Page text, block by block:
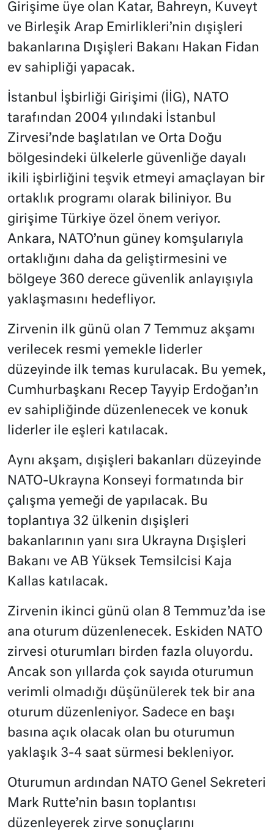
Girişime üye olan Katar, Bahreyn, Kuveyt
ve Birleşik Arap Emirlikleri’nin dışişleri
bakanlarına Dışişleri Bakanı Hakan Fidan
ev sahipliği yapacak.
İstanbul İşbirliği Girişimi (İİG), NATO
tarafından 2004 yılındaki İstanbul
Zirvesi’nde başlatılan ve Orta Doğu
bölgesindeki ülkelerle güvenliğe dayalı
ikili işbirliğini teşvik etmeyi amaçlayan bir
ortaklık programı olarak biliniyor. Bu
girişime Türkiye özel önem veriyor.
Ankara, NATO’nun güney komşularıyla
ortaklığını daha da geliştirmesini ve
bölgeye 360 derece güvenlik anlayışıyla
yaklaşmasını hedefliyor.
Zirvenin ilk günü olan 7 Temmuz akşamı
verilecek resmi yemekle liderler
düzeyinde ilk temas kurulacak. Bu yemek,
Cumhurbaşkanı Recep Tayyip Erdoğan’ın
ev sahipliğinde düzenlenecek ve konuk
liderler ile eşleri katılacak.
Aynı akşam, dışişleri bakanları düzeyinde
NATO-Ukrayna Konseyi formatında bir
çalışma yemeği de yapılacak. Bu
toplantıya 32 ülkenin dışişleri
bakanlarının yanı sıra Ukrayna Dışişleri
Bakanı ve AB Yüksek Temsilcisi Kaja
Kallas katılacak.
Zirvenin ikinci günü olan 8 Temmuz’da ise
ana oturum düzenlenecek. Eskiden NATO
zirvesi oturumları birden fazla oluyordu.
Ancak son yıllarda çok sayıda oturumun
verimli olmadığı düşünülerek tek bir ana
oturum düzenleniyor. Sadece en başı
basına açık olacak olan bu oturumun
yaklaşık 3-4 saat sürmesi bekleniyor.
Oturumun ardından NATO Genel Sekreteri
Mark Rutte’nin basın toplantısı
düzenleyerek zirve sonuçlarını